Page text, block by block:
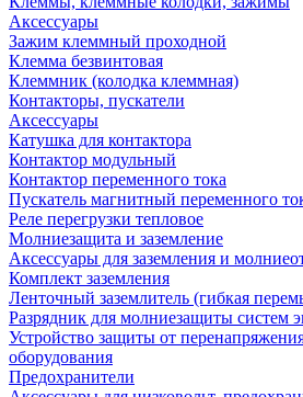
Аксессуары
Зажим клеммный проходной
Клемма безвинтовая
Клеммник (колодка клеммная)
Контакторы, пускатели
Аксессуары
Катушка для контактора
Контактор модульный
Контактор переменного тока
Пускатель магнитный переменного
Реле перегрузки тепловое
Молниезащита и заземление
Аксессуары для заземления и
Комплект заземления
Ленточный заземлитель (гибкая
Разрядник для молниезащиты систем
Устройство защиты от
оборудования
Предохранители